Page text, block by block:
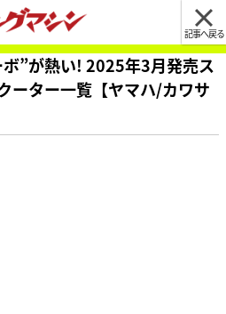
記事へ戻る
”が熱い! 2025年3月発売ス
ーター一覧【ヤマハ/カワサ